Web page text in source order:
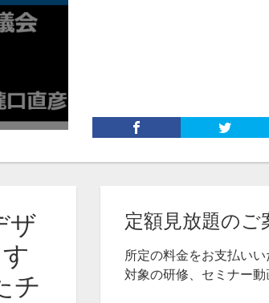
ザ
チ
定額見放題のご
所定の料金をお支払いい
対象の研修、セミナー